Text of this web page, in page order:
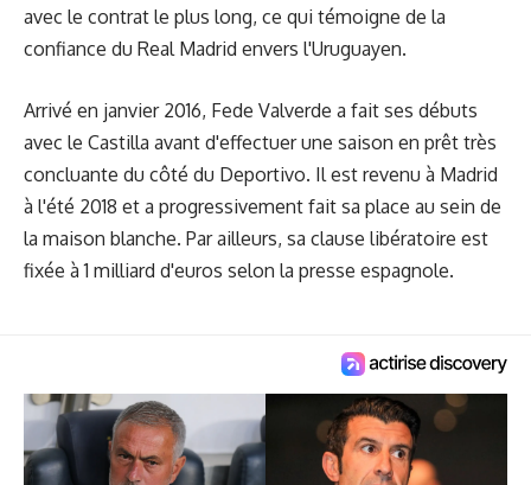
avec le contrat le plus long, ce qui témoigne de la
confiance du Real Madrid envers l'Uruguayen.
Arrivé en janvier 2016, Fede Valverde a fait ses débuts
avec le Castilla avant d'effectuer une saison en prêt très
concluante du côté du Deportivo. Il est revenu à Madrid
à l'été 2018 et a progressivement fait sa place au sein de
la maison blanche. Par ailleurs, sa clause libératoire est
fixée à 1 milliard d'euros selon la presse espagnole.